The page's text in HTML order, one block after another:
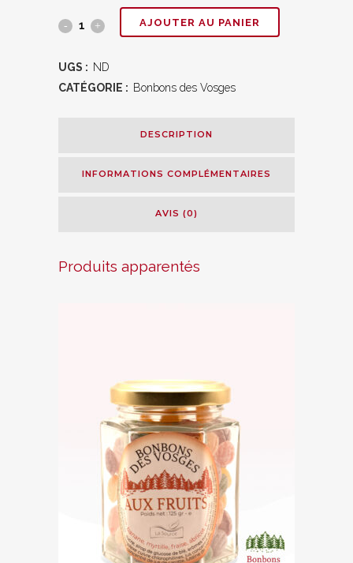
€7,80
Bonbons
Vosges
quantity
AJOUTER AU PANIER
UGS : ND
CATÉGORIE : Bonbons des Vosges
DESCRIPTION
INFORMATIONS COMPLÉMENTAIRES
AVIS (0)
Produits apparentés